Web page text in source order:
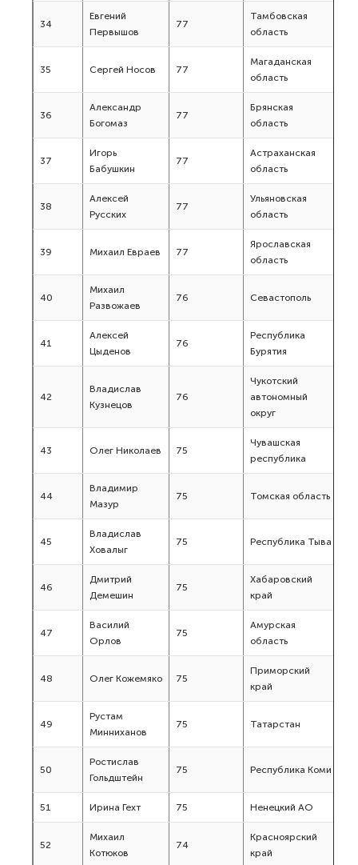
34
Евгений
Первышов
77
Тамбовская
область
35 Сергей Носов 77
Магаданская
область
36
Александр
Богомаз
77
Брянская
область
37
Игорь
Бабушкин
77
Астраханская
область
38
Алексей
Русских
77
Ульяновская
область
39 Михаил Евраев 77
Ярославская
область
40
Михаил
Развожаев
76 Севастополь
41
Алексей
Цыденов
76
Республика
Бурятия
42
Владислав
Кузнецов
76
Чукотский
автономный
округ
43 Олег Николаев 75
Чувашская
республика
44
Владимир
Мазур
75 Томская область
45
Владислав
Ховалыг
75 Республика Тыва
46
Дмитрий
Демешин
75
Хабаровский
край
47
Василий
Орлов
75
Амурская
область
48 Олег Кожемяко 75
Приморский
край
49
Рустам
Минниханов
75 Татарстан
50
Ростислав
Гольдштейн
75 Республика Коми
51 Ирина Гехт 75 Ненецкий АО
52
Михаил
Котюков
74
Красноярский
край